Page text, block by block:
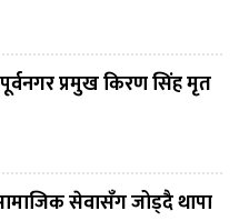
प्रमुख किरण सिंह मृत
सेवासँग जोड्दै थापा